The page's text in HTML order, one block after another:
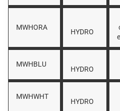
MWHORA
HYDRO
MWHBLU
HYDRO
MWHWHT
HYDRO